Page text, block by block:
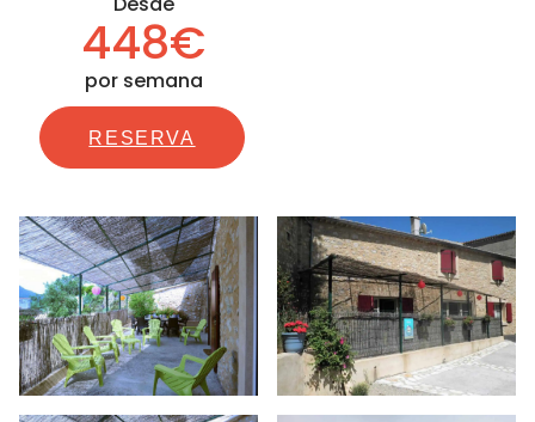
448€
por semana
RESERVA